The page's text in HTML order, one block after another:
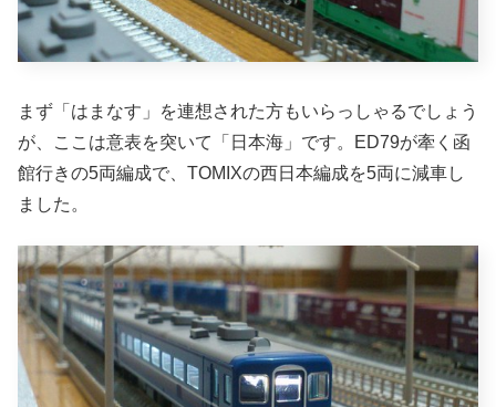
まず「はまなす」を連想された方もいらっしゃるでしょう
が、ここは意表を突いて「日本海」です。ED79が牽く函
館行きの5両編成で、TOMIXの西日本編成を5両に減車し
ました。